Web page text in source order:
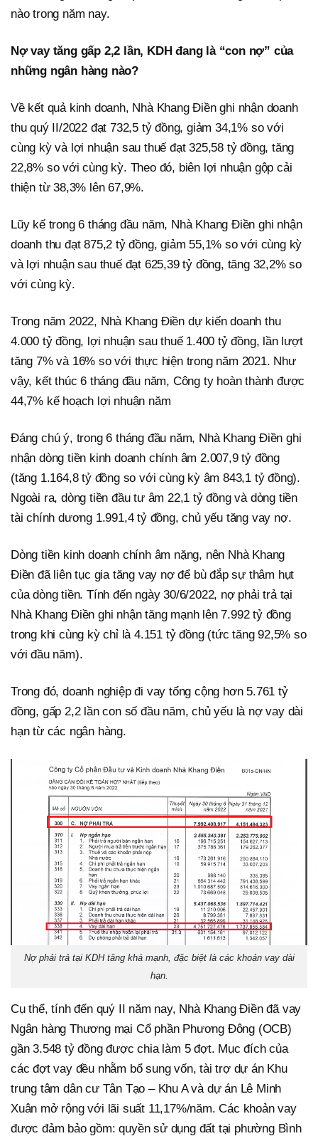
nào trong năm nay.
Nợ vay tăng gấp 2,2 lần, KDH đang là “con nợ” của
những ngân hàng nào?
Về kết quả kinh doanh, Nhà Khang Điền ghi nhận doanh
thu quý II/2022 đạt 732,5 tỷ đồng, giảm 34,1% so với
cùng kỳ và lợi nhuận sau thuế đạt 325,58 tỷ đồng, tăng
22,8% so với cùng kỳ. Theo đó, biên lợi nhuận gộp cải
thiện từ 38,3% lên 67,9%.
Lũy kế trong 6 tháng đầu năm, Nhà Khang Điền ghi nhận
doanh thu đạt 875,2 tỷ đồng, giảm 55,1% so với cùng kỳ
và lợi nhuận sau thuế đạt 625,39 tỷ đồng, tăng 32,2% so
với cùng kỳ.
Trong năm 2022, Nhà Khang Điền dự kiến doanh thu
4.000 tỷ đồng, lợi nhuận sau thuế 1.400 tỷ đồng, lần lượt
tăng 7% và 16% so với thực hiện trong năm 2021. Như
vậy, kết thúc 6 tháng đầu năm, Công ty hoàn thành được
44,7% kế hoạch lợi nhuận năm
Đáng chú ý, trong 6 tháng đầu năm, Nhà Khang Điền ghi
nhận dòng tiền kinh doanh chính âm 2.007,9 tỷ đồng
(tăng 1.164,8 tỷ đồng so với cùng kỳ âm 843,1 tỷ đồng).
Ngoài ra, dòng tiền đầu tư âm 22,1 tỷ đồng và dòng tiền
tài chính dương 1.991,4 tỷ đồng, chủ yếu tăng vay nợ.
Dòng tiền kinh doanh chính âm nặng, nên Nhà Khang
Điền đã liên tục gia tăng vay nợ để bù đắp sự thâm hụt
của dòng tiền. Tính đến ngày 30/6/2022, nợ phải trả tại
Nhà Khang Điền ghi nhận tăng mạnh lên 7.992 tỷ đồng
trong khi cùng kỳ chỉ là 4.151 tỷ đồng (tức tăng 92,5% so
với đầu năm).
Trong đó, doanh nghiệp đi vay tổng cộng hơn 5.761 tỷ
đồng, gấp 2,2 lần con số đầu năm, chủ yếu là nợ vay dài
hạn từ các ngân hàng.
Nợ phải trả tại KDH tăng khá mạnh, đặc biệt là các khoản vay dài
hạn.
Cụ thể, tính đến quý II năm nay, Nhà Khang Điền đã vay
Ngân hàng Thương mại Cổ phần Phương Đông (OCB)
gần 3.548 tỷ đồng được chia làm 5 đợt. Mục đích của
các đợt vay đều nhằm bổ sung vốn, tài trợ dự án Khu
trung tâm dân cư Tân Tạo – Khu A và dự án Lê Minh
Xuân mở rộng với lãi suất 11,17%/năm. Các khoản vay
được đảm bảo gồm: quyền sử dụng đất tại phường Bình